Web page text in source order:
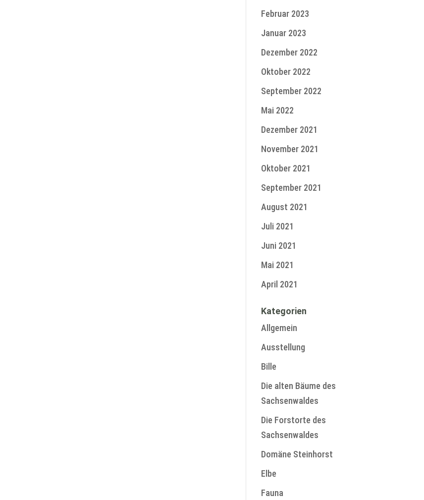
Februar 2023
Januar 2023
Dezember 2022
Oktober 2022
September 2022
Mai 2022
Dezember 2021
November 2021
Oktober 2021
September 2021
August 2021
Juli 2021
Juni 2021
Mai 2021
April 2021
Kategorien
Allgemein
Ausstellung
Bille
Die alten Bäume des
Sachsenwaldes
Die Forstorte des
Sachsenwaldes
Domäne Steinhorst
Elbe
Fauna